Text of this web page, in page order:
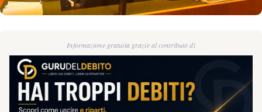
Informazione gratuita grazie al contributo di